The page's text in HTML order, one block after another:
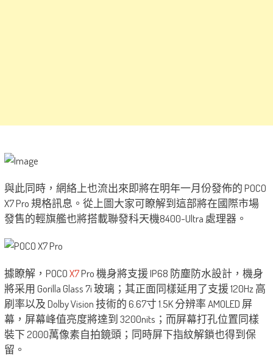
與此同時，網絡上也流出來即將在明年一月份發佈的 POCO
X7 Pro 規格訊息。從上圖大家可瞭解到這部將在國際市場
發售的輕旗艦也將搭載聯發科天機8400-Ultra 處理器。
據瞭解，POCOX7Pro 機身將支援 IP68 防塵防水設計，機身
將采用 Gorilla Glass 7i 玻璃；其正面同樣延用了支援 120Hz 高
刷率以及 Dolby Vision 技術的 6.67寸 1.5K 分辨率 AMOLED 屏
幕，屏幕峰值亮度將達到 3200nits；而屏幕打孔位置同樣
裝下 2000萬像素自拍鏡頭；同時屏下指紋解鎖也得到保
留。